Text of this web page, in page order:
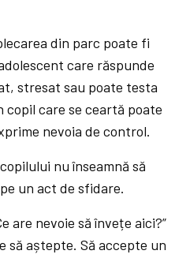
din parc poate fi
care răspunde
stresat sau poate testa
copil care se ceartă poate
nevoia de control.
nu înseamnă să
un act de sfidare.
are nevoie să învețe aici?”
să aștepte. Să accepte un